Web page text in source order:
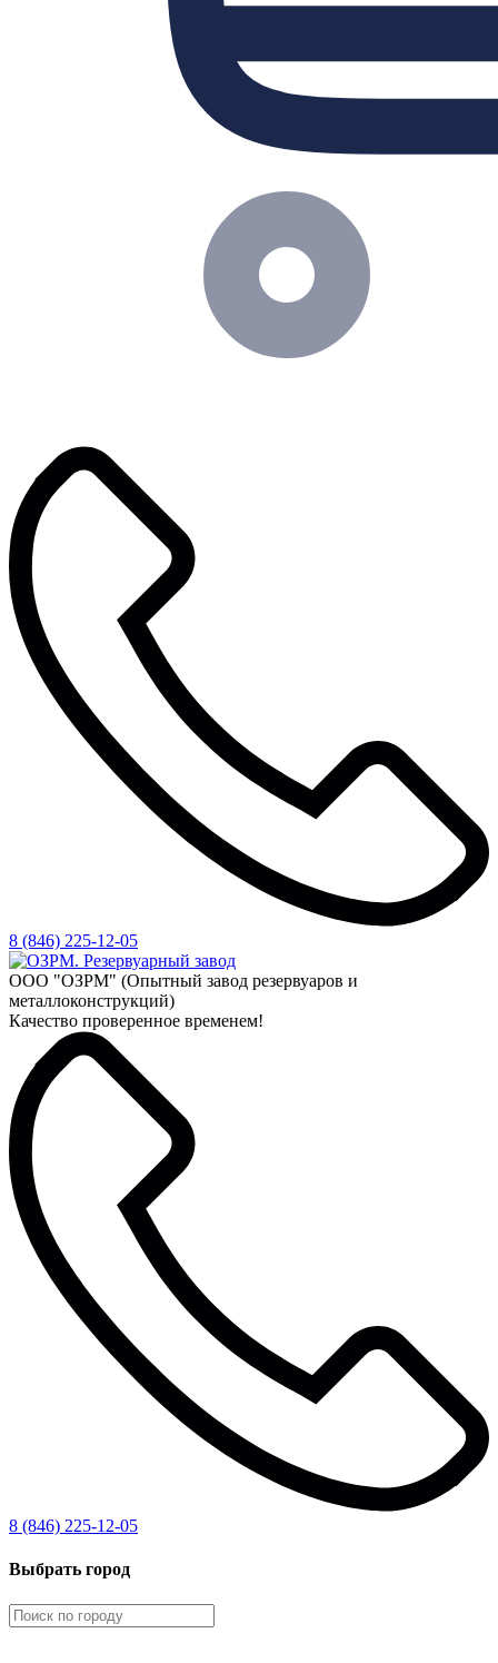
8 (846) 225-12-05
ООО "ОЗРМ" (Опытный завод резервуаров и
металлоконструкций)
Качество проверенное временем!
8 (846) 225-12-05
Выбрать город